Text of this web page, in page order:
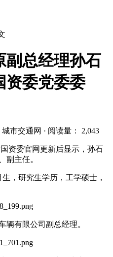
副总经理孙石
资委党委委
市交通网 · 阅读量： 2,043
资委官网更新后显示，孙石
副主任。
，研究生学历，工学硕士，
辆有限公司副总经理。